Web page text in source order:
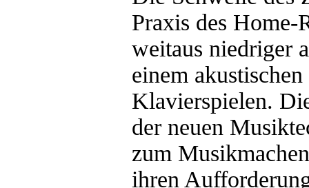
Praxis des Home-
weitaus niedriger
einem
Klavierspielen.
der neuen
zum
ihren